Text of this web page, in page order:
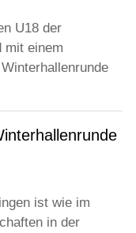
U18 der
mit einem
ist wie im
in der